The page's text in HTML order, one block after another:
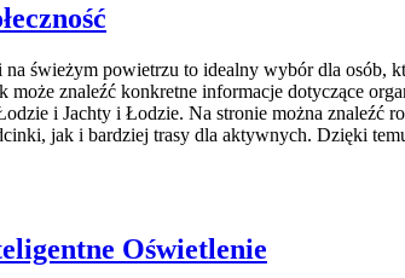
świeżym powietrzu to idealny wybór dla osób,
może znaleźć konkretne informacje dotyczące
i Jachty i Łodzie. Na stronie można znaleźć
jak i bardziej trasy dla aktywnych. Dzięki
Oświetlenie